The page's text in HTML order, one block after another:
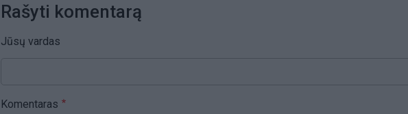
Rašyti komentarą
Jūsų vardas
Komentaras